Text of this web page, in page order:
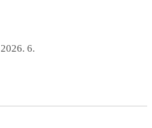
2026. 6.